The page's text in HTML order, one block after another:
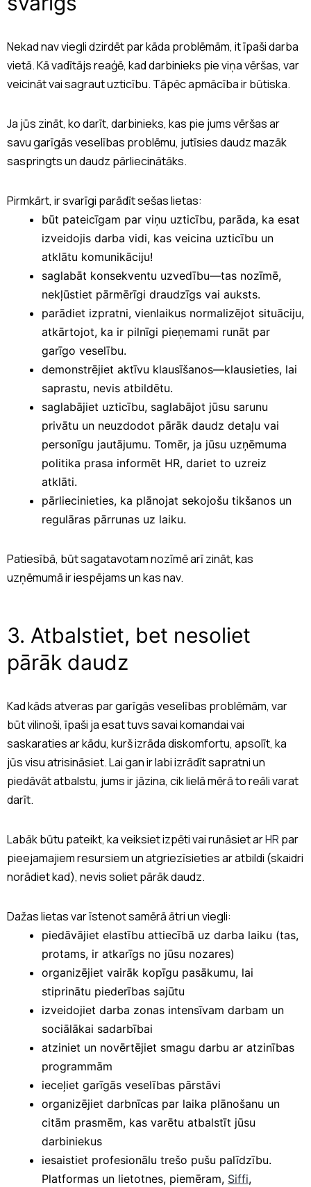
Nekad nav viegli dzirdēt par kāda problēmām, it īpaši darba
vietā. Kā vadītājs reaģē, kad darbinieks pie viņa vēršas, var
veicināt vai sagraut uzticību. Tāpēc apmācība ir būtiska.
Ja jūs zināt, ko darīt, darbinieks, kas pie jums vēršas ar
savu garīgās veselības problēmu, jutīsies daudz mazāk
saspringts un daudz pārliecinātāks.
Pirmkārt, ir svarīgi parādīt sešas lietas:
būt pateicīgam par viņu uzticību, parāda, ka esat
izveidojis darba vidi, kas veicina uzticību un
atklātu komunikāciju!
saglabāt konsekventu uzvedību—tas nozīmē,
nekļūstiet pārmērīgi draudzīgs vai auksts.
parādiet izpratni, vienlaikus normalizējot situāciju,
atkārtojot, ka ir pilnīgi pieņemami runāt par
garīgo veselību.
demonstrējiet aktīvu klausīšanos—klausieties, lai
saprastu, nevis atbildētu.
saglabājiet uzticību, saglabājot jūsu sarunu
privātu un neuzdodot pārāk daudz detaļu vai
personīgu jautājumu. Tomēr, ja jūsu uzņēmuma
politika prasa informēt HR, dariet to uzreiz
atklāti.
pārliecinieties, ka plānojat sekojošu tikšanos un
regulāras pārrunas uz laiku.
Patiesībā, būt sagatavotam nozīmē arī zināt, kas
uzņēmumā ir iespējams un kas nav.
3. Atbalstiet, bet nesoliet
pārāk daudz
Kad kāds atveras par garīgās veselības problēmām, var
būt vilinoši, īpaši ja esat tuvs savai komandai vai
saskaraties ar kādu, kurš izrāda diskomfortu, apsolīt, ka
jūs visu atrisināsiet. Lai gan ir labi izrādīt sapratni un
piedāvāt atbalstu, jums ir jāzina, cik lielā mērā to reāli varat
darīt.
Labāk būtu pateikt, ka veiksiet izpēti vai runāsiet arHR par
pieejamajiem resursiem un atgriezīsieties ar atbildi (skaidri
norādiet kad), nevis soliet pārāk daudz.
Dažas lietas var īstenot samērā ātri un viegli:
piedāvājiet elastību attiecībā uz darba laiku (tas,
protams, ir atkarīgs no jūsu nozares)
organizējiet vairāk kopīgu pasākumu, lai
stiprinātu piederības sajūtu
izveidojiet darba zonas intensīvam darbam un
sociālākai sadarbībai
atziniet un novērtējiet smagu darbu ar atzinības
programmām
ieceļiet garīgās veselības pārstāvi
organizējiet darbnīcas par laika plānošanu un
citām prasmēm, kas varētu atbalstīt jūsu
darbiniekus
iesaistiet profesionālu trešo pušu palīdzību.
Platformas un lietotnes, piemēram, Siffi,